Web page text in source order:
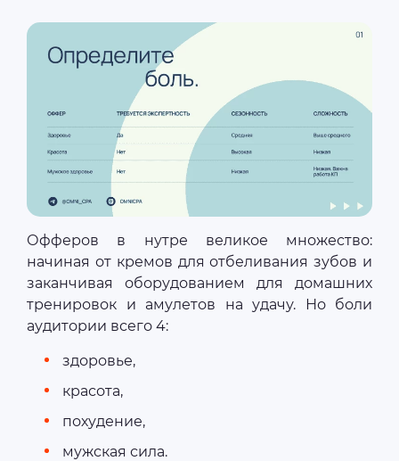
Офферов в нутре великое множество:
начиная от кремов для отбеливания зубов и
заканчивая оборудованием для домашних
тренировок и амулетов на удачу. Но боли
аудитории всего 4:
здоровье,
красота,
похудение,
мужская сила.